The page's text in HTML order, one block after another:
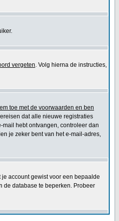
vergeten. Volg hierna de instructies,
toe met de voorwaarden en ben
dat alle nieuwe registraties
hebt ontvangen, controleer dan
je zeker bent van het e-mail-adres,
account gewist voor een bepaalde
de database te beperken. Probeer